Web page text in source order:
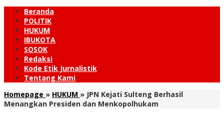
Beranda
POLITIK
HUKUM
IBUKOTA
SOSOK
Redaksi
Kode Etik Jurnalistik
Tentang Kami
Homepage » HUKUM » JPN Kejati Sulteng Berhasil
Menangkan Presiden dan Menkopolhukam